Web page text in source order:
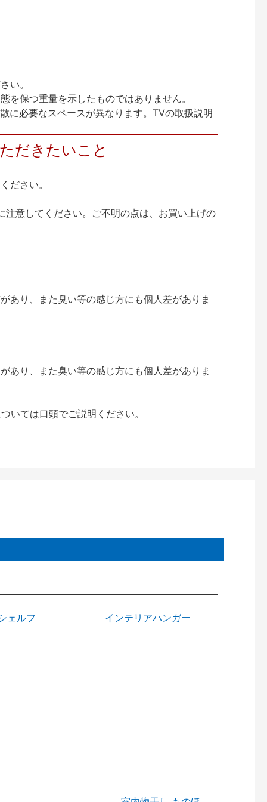
い。
保つ重量を示したものではありません。
に必要なスペースが異なります。TVの取扱説明
だきたいこと
ださい。
意してください。ご不明の点は、お買い上げの
あり、また臭い等の感じ方にも個人差がありま
あり、また臭い等の感じ方にも個人差がありま
いては口頭でご説明ください。
ェルフ インテリアハンガー